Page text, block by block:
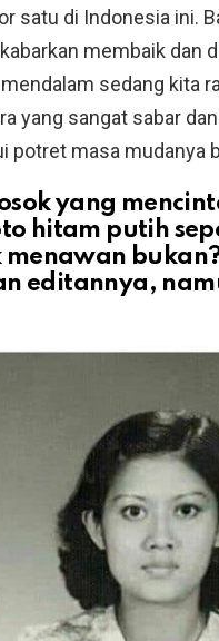
satu di Indonesia ini.
membaik dan
sedang kita
yang sangat sabar
potret masa mudanya
yang
hitam putih
editannya,